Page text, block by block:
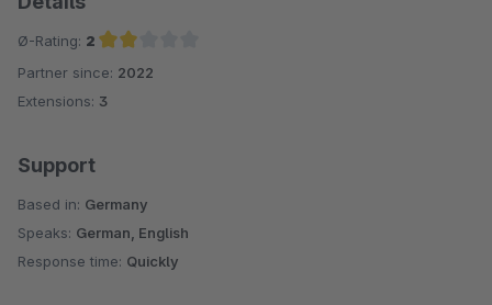
Ø-Rating: 2
Average rating of 2 out of 5 stars
Partner since: 2022
Extensions: 3
Support
Based in: Germany
Speaks: German, English
Response time: Quickly